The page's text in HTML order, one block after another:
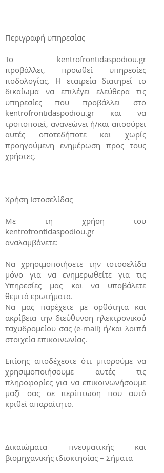
Περιγραφή υπηρεσίας
Το kentrofrontidaspodiou.gr
προβάλλει, προωθεί υπηρεσίες
ποδολογίας. Η εταιρεία διατηρεί το
δικαίωμα να επιλέγει ελεύθερα τις
υπηρεσίες που προβάλλει στο
kentrofrontidaspodiou.gr και να
τροποποιεί, ανανεώνει ή/και αποσύρει
αυτές οποτεδήποτε και χωρίς
προηγούμενη ενημέρωση προς τους
χρήστες.
Χρήση Ιστοσελίδας
Με τη χρήση του
kentrofrontidaspodiou.gr
αναλαμβάνετε:
Να χρησιμοποιήσετε την ιστοσελίδα
μόνο για να ενημερωθείτε για τις
Υπηρεσίες μας και να υποβάλετε
θεμιτά ερωτήματα.
Να μας παρέχετε με ορθότητα και
ακρίβεια την διεύθυνση ηλεκτρονικού
ταχυδρομείου σας (e-mail) ή/και λοιπά
στοιχεία επικοινωνίας.
Επίσης αποδέχεστε ότι μπορούμε να
χρησιμοποιήσουμε αυτές τις
πληροφορίες για να επικοινωνήσουμε
μαζί σας σε περίπτωση που αυτό
κριθεί απαραίτητο.
Δικαιώματα πνευματικής και
βιομηχανικής ιδιοκτησίας – Σήματα